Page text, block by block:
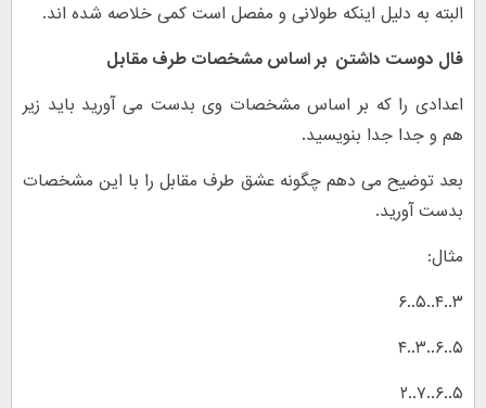
البته به دلیل اینکه طولانی و مفصل است کمی خلاصه شده اند.
فال دوست داشتن بر اساس مشخصات طرف مقابل
اعدادی را که بر اساس مشخصات وی بدست می آورید باید زیر
هم و جدا جدا بنویسید.
بعد توضیح می دهم چگونه عشق طرف مقابل را با این مشخصات
بدست آورید.
مثال:
۳..۴..۵..۶
۵..۶..۳..۴
۵..۶..۷..۲